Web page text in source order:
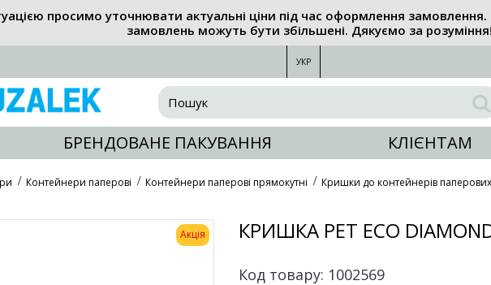
просимо уточнювати актуальні ціни під час оформлення
замовлень можуть бути збільшені. Дякуємо за розуміння!
УКР
БРЕНДОВАНЕ ПАКУВАННЯ КЛІЄНТАМ
Контейнери паперові Контейнери паперові прямокутні Кришки до контейнерів
Акція КРИШКА РЕТ ECO
Код товару: 1002569